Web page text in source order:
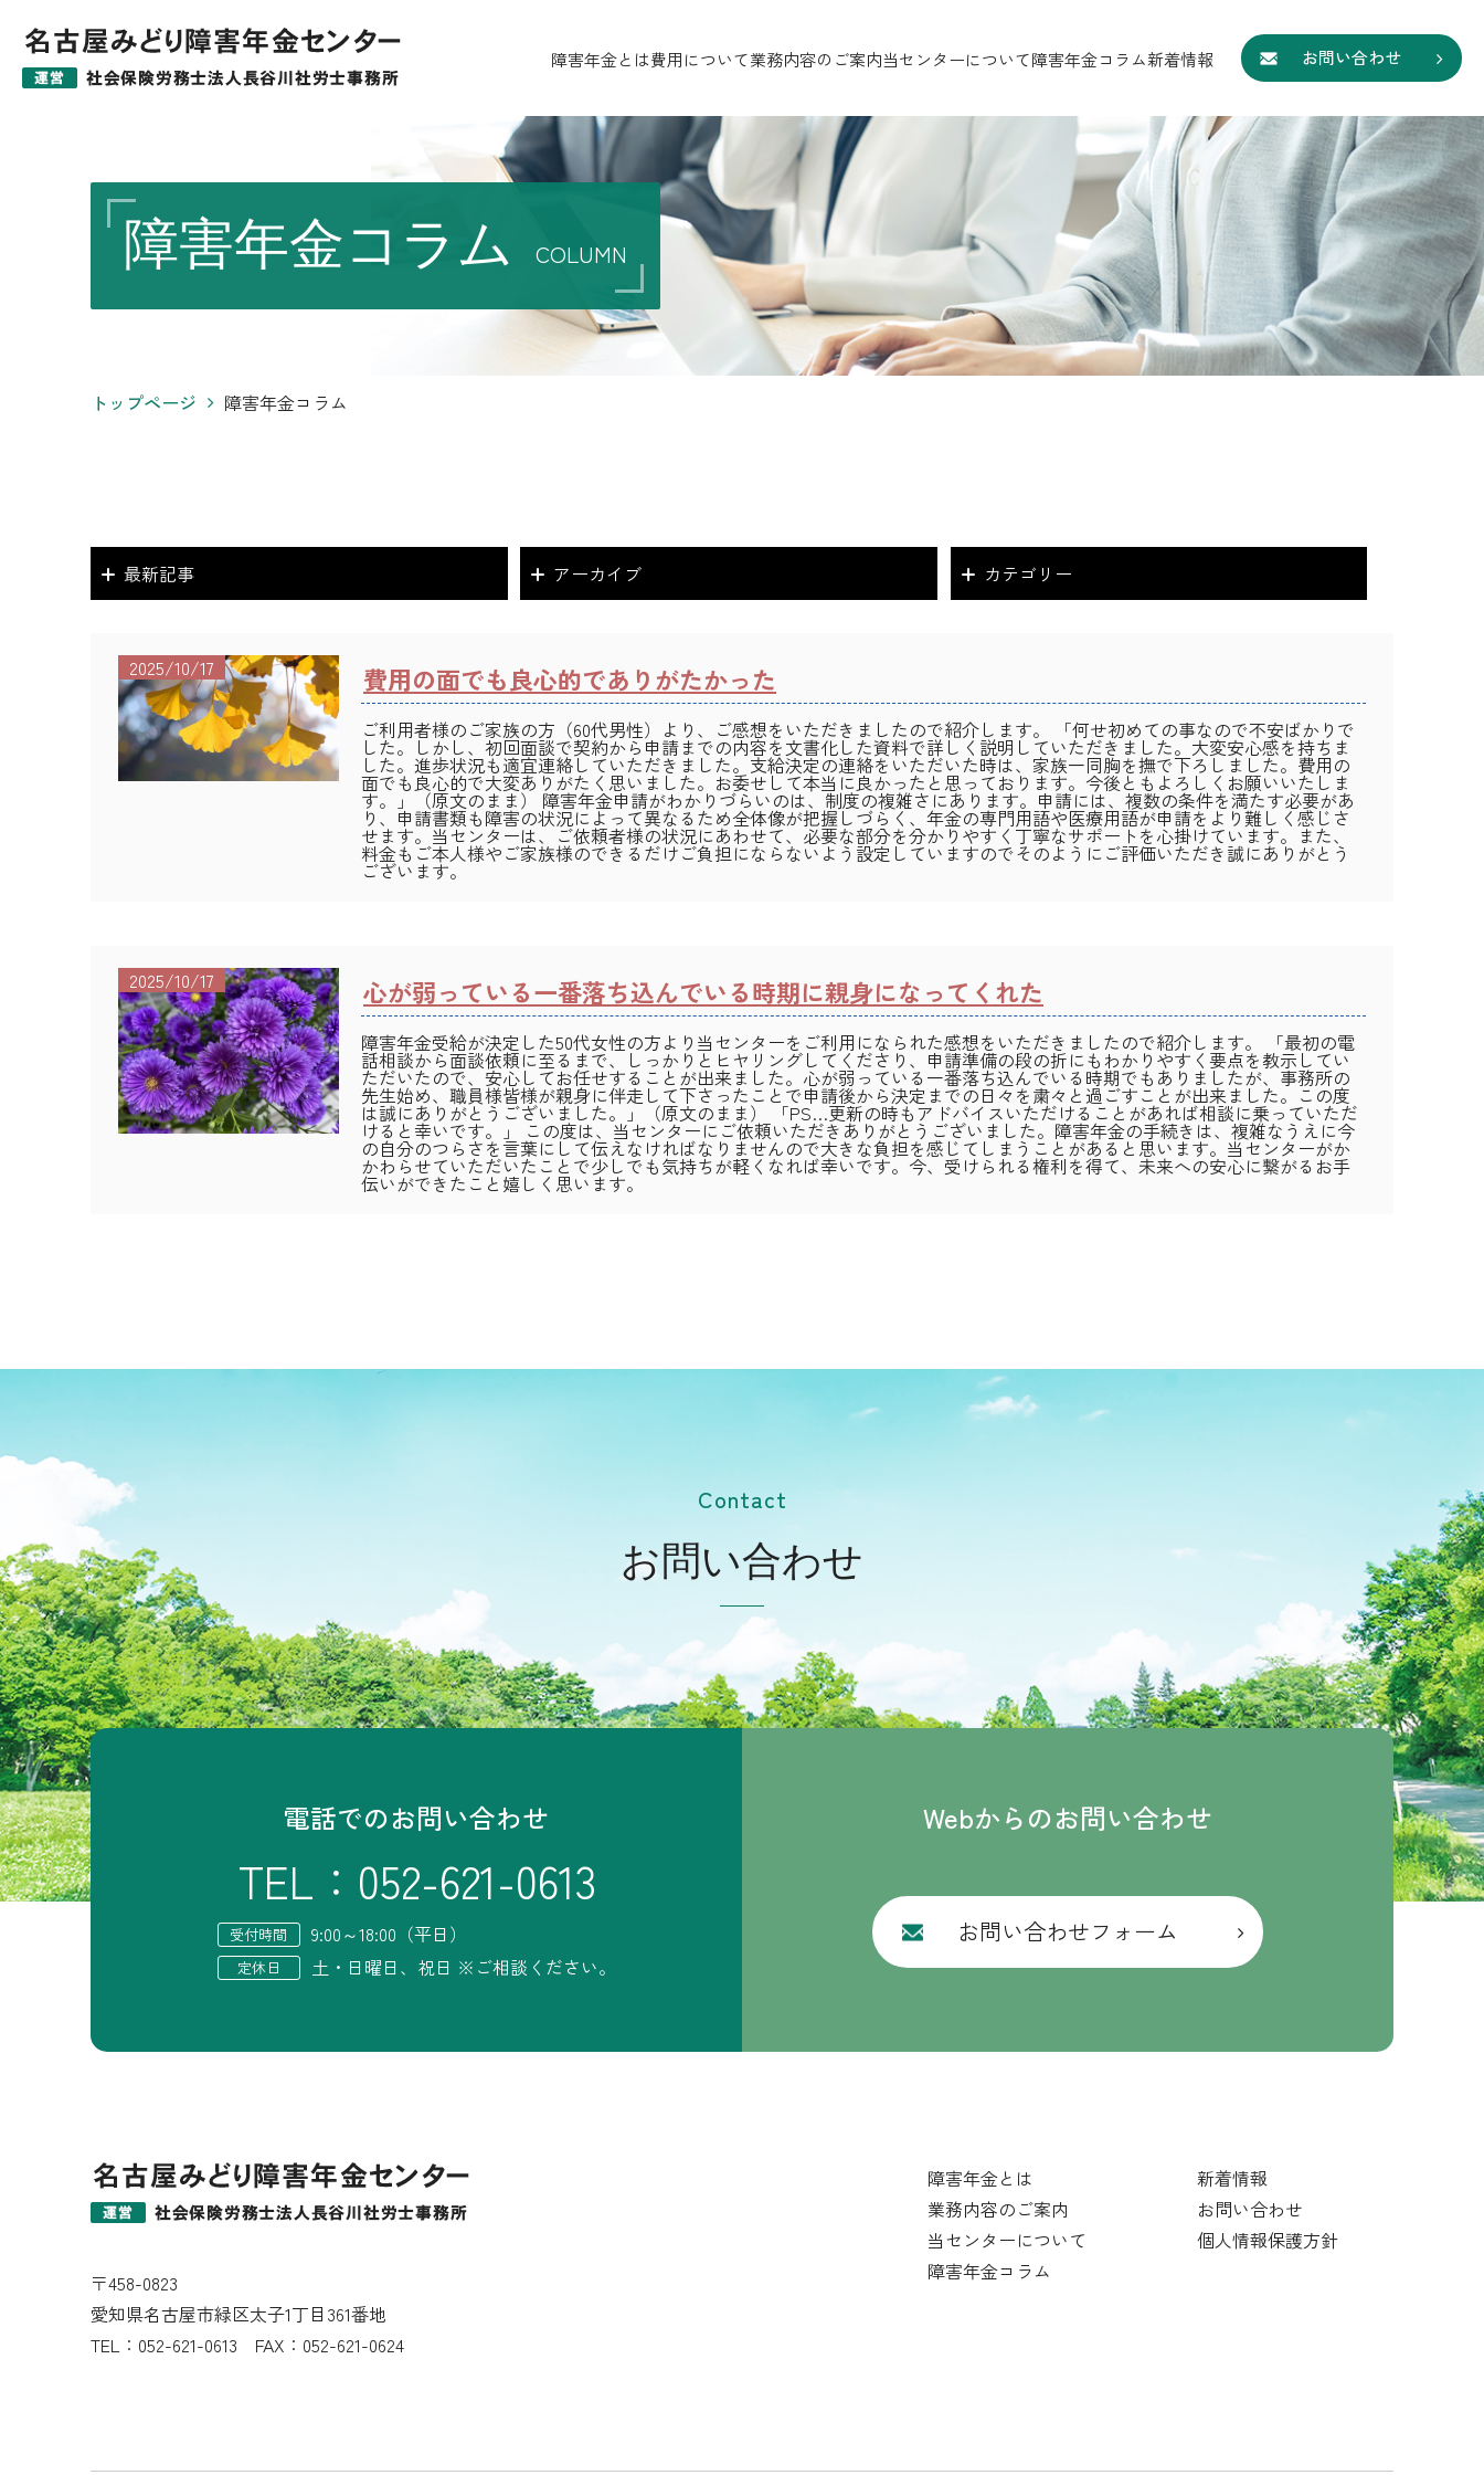
障害年金とは費用について業務内容のご案内当センターについて障害年金コラム新着情報 お問い合わせ
障害年金コラム COLUMN
トップページ 障害年金コラム
最新記事 アーカイブ カテゴリー
2025/10/17 費用の面でも良心的でありがたかった
ご利用者様のご家族の方（60代男性）より、ご感想をいただきましたので紹介します。 「何せ初めての事なので不安ばかりで
した。しかし、初回面談で契約から申請までの内容を文書化した資料で詳しく説明していただきました。大変安心感を持ちま
した。進歩状況も適宜連絡していただきました。支給決定の連絡をいただいた時は、家族一同胸を撫で下ろしました。費用の
面でも良心的で大変ありがたく思いました。お委せして本当に良かったと思っております。今後ともよろしくお願いいたしま
す。」（原文のまま） 障害年金申請がわかりづらいのは、制度の複雑さにあります。申請には、複数の条件を満たす必要があ
り、申請書類も障害の状況によって異なるため全体像が把握しづらく、年金の専門用語や医療用語が申請をより難しく感じさ
せます。当センターは、ご依頼者様の状況にあわせて、必要な部分を分かりやすく丁寧なサポートを心掛けています。また、
料金もご本人様やご家族様のできるだけご負担にならないよう設定していますのでそのようにご評価いただき誠にありがとう
ございます。
2025/10/17 心が弱っている一番落ち込んでいる時期に親身になってくれた
障害年金受給が決定した50代女性の方より当センターをご利用になられた感想をいただきましたので紹介します。 「最初の電
話相談から面談依頼に至るまで、しっかりとヒヤリングしてくださり、申請準備の段の折にもわかりやすく要点を教示してい
ただいたので、安心してお任せすることが出来ました。心が弱っている一番落ち込んでいる時期でもありましたが、事務所の
先生始め、職員様皆様が親身に伴走して下さったことで申請後から決定までの日々を粛々と過ごすことが出来ました。この度
は誠にありがとうございました。」（原文のまま） 「PS…更新の時もアドバイスいただけることがあれば相談に乗っていただ
けると幸いです。」 この度は、当センターにご依頼いただきありがとうございました。障害年金の手続きは、複雑なうえに今
の自分のつらさを言葉にして伝えなければなりませんので大きな負担を感じてしまうことがあると思います。当センターがか
かわらせていただいたことで少しでも気持ちが軽くなれば幸いです。今、受けられる権利を得て、未来への安心に繋がるお手
伝いができたこと嬉しく思います。
Contact
お問い合わせ
電話でのお問い合わせ
TEL： 052-621-0613
受付時間 9:00～18:00（平日）
定休日 土・日曜日、祝日 ※ご相談ください。
Webからのお問い合わせ
お問い合わせフォーム
〒458-0823
愛知県名古屋市緑区太子1丁目361番地
TEL： 052-621-0613 FAX：052-621-0624
障害年金とは
業務内容のご案内
当センターについて
障害年金コラム
新着情報
お問い合わせ
個人情報保護方針